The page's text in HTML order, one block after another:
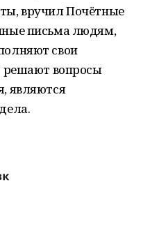
вручил Почётные
письма людям,
свои
решают вопросы
являются